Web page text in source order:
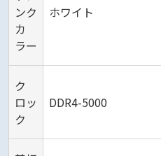
ンク
カ
ラー
ホワイト
ク
ロッ
ク
DDR4-5000